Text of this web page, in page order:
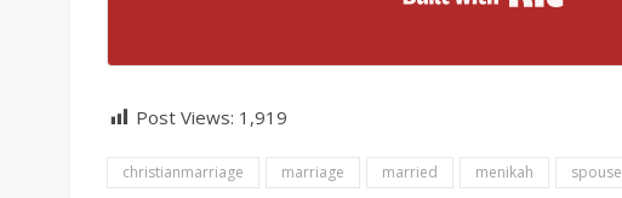
Post Views: 1,919
christianmarriage marriage married menikah spouse